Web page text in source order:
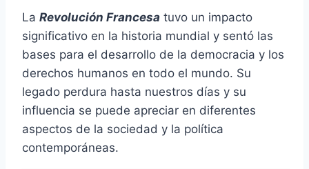
La Revolución Francesa tuvo un impacto
significativo en la historia mundial y sentó las
bases para el desarrollo de la democracia y los
derechos humanos en todo el mundo. Su
legado perdura hasta nuestros días y su
influencia se puede apreciar en diferentes
aspectos de la sociedad y la política
contemporáneas.